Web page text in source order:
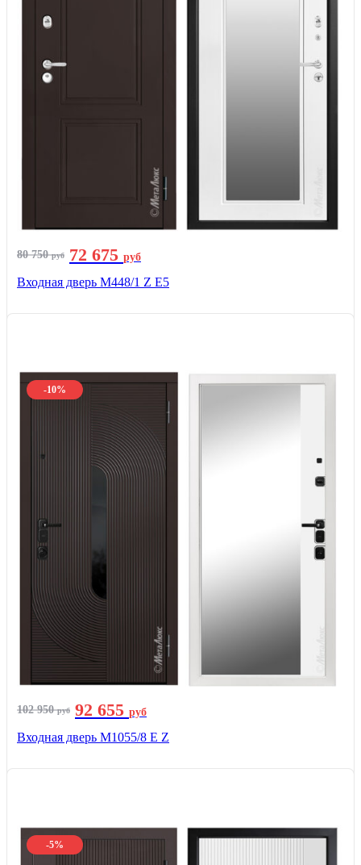
80 750руб 72 675 руб
Входная дверь М448/1 Z Е5
-10%
102 950руб 92 655 руб
Входная дверь М1055/8 Е Z
-5%